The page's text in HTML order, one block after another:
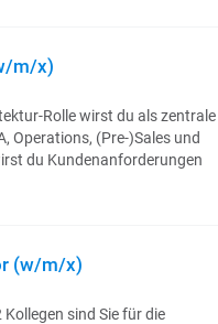
m/x)
Rolle wirst du als zentrale
Operations, (Pre-)Sales und
du Kundenanforderungen
(w/m/x)
sind Sie für die